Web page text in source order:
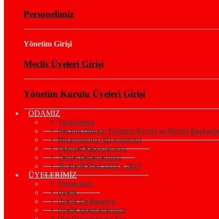
Personelimiz
Yönetim Girişi
Meclis Üyeleri Girişi
Yönetim Kurulu Üyeleri Girişi
ODAMIZ
Tarihçemiz
Geçmiş Dönem Yönetim Kurulu ve Meclis
Misyonumuz-Vizyonumuz
Faaliyet Raporlarımız
Temel Değerlerimiz
Stratejik Plan 2024 – 2027
ÜYELERİMİZ
Üyelerimiz
Üyelik
Üyelik Ön Başvuru
Üyelik Avantajlarımız